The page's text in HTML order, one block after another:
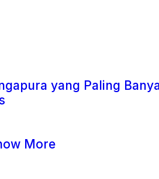
yang Paling
More